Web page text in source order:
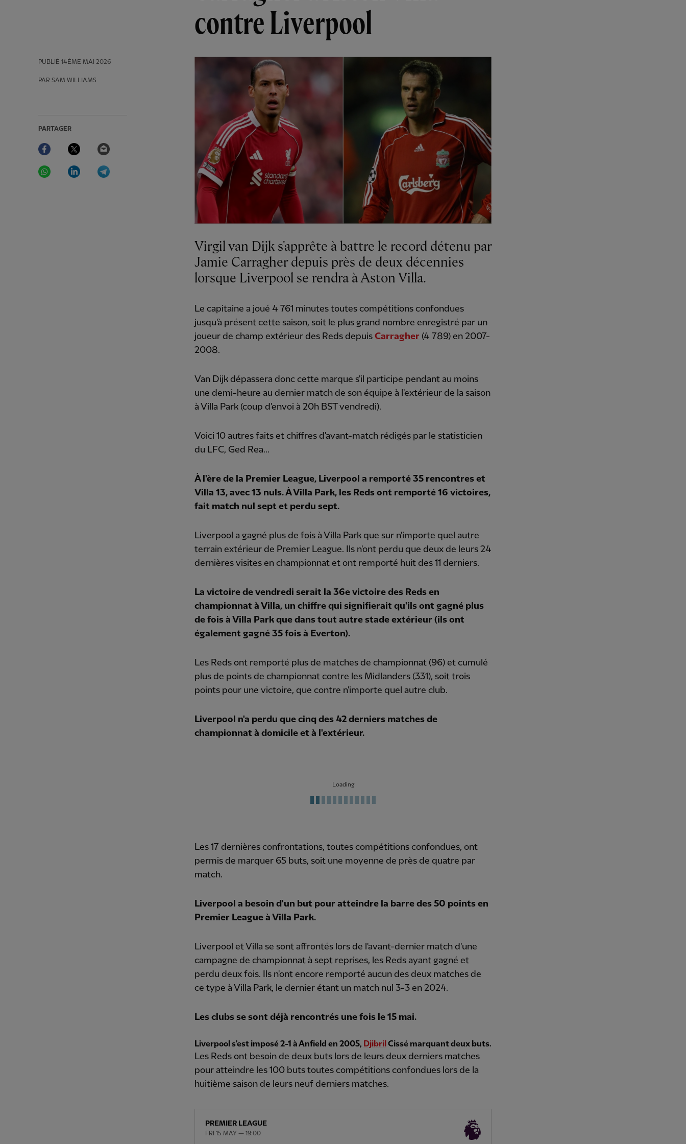
contre Liverpool
PUBLIÉ 14ÈME MAI 2026
PAR SAM WILLIAMS
PARTAGER
Facebook Twitter
WhatsAppLinkedIn
Virgil van Dijk s'apprête à battre le record détenu par
Jamie Carragher depuis près de deux décennies
lorsque Liverpool se rendra à Aston Villa.
Le capitaine a joué 4 761 minutes toutes compétitions confondues
jusqu'à présent cette saison, soit le plus grand nombre enregistré par un
joueur de champ extérieur des Reds depuis Carragher (4 789) en 2007-
2008.
Van Dijk dépassera donc cette marque s'il participe pendant au moins
une demi-heure au dernier match de son équipe à l'extérieur de la saison
à Villa Park (coup d'envoi à 20h BST vendredi).
Voici 10 autres faits et chiffres d'avant-match rédigés par le statisticien
du LFC, Ged Rea...
À l'ère de la Premier League, Liverpool a remporté 35 rencontres et
Villa 13, avec 13 nuls. À Villa Park, les Reds ont remporté 16 victoires,
fait match nul sept et perdu sept.
Liverpool a gagné plus de fois à Villa Park que sur n'importe quel autre
terrain extérieur de Premier League. Ils n'ont perdu que deux de leurs 24
dernières visites en championnat et ont remporté huit des 11 derniers.
La victoire de vendredi serait la 36e victoire des Reds en
championnat à Villa, un chiffre qui signifierait qu'ils ont gagné plus
de fois à Villa Park que dans tout autre stade extérieur (ils ont
également gagné 35 fois à Everton).
Les Reds ont remporté plus de matches de championnat (96) et cumulé
plus de points de championnat contre les Midlanders (331), soit trois
points pour une victoire, que contre n'importe quel autre club.
Liverpool n'a perdu que cinq des 42 derniers matches de
championnat à domicile et à l'extérieur.
Loading
Les 17 dernières confrontations, toutes compétitions confondues, ont
permis de marquer 65 buts, soit une moyenne de près de quatre par
match.
Liverpool a besoin d'un but pour atteindre la barre des 50 points en
Premier League à Villa Park.
Liverpool et Villa se sont affrontés lors de l'avant-dernier match d'une
campagne de championnat à sept reprises, les Reds ayant gagné et
perdu deux fois. Ils n'ont encore remporté aucun des deux matches de
ce type à Villa Park, le dernier étant un match nul 3-3 en 2024.
Les clubs se sont déjà rencontrés une fois le 15 mai.
Liverpool s'est imposé 2-1 à Anfield en 2005, Djibril Cissé marquant deux buts.
Les Reds ont besoin de deux buts lors de leurs deux derniers matches
pour atteindre les 100 buts toutes compétitions confondues lors de la
huitième saison de leurs neuf derniers matches.
PREMIER LEAGUE
FRI 15 MAY — 19:00